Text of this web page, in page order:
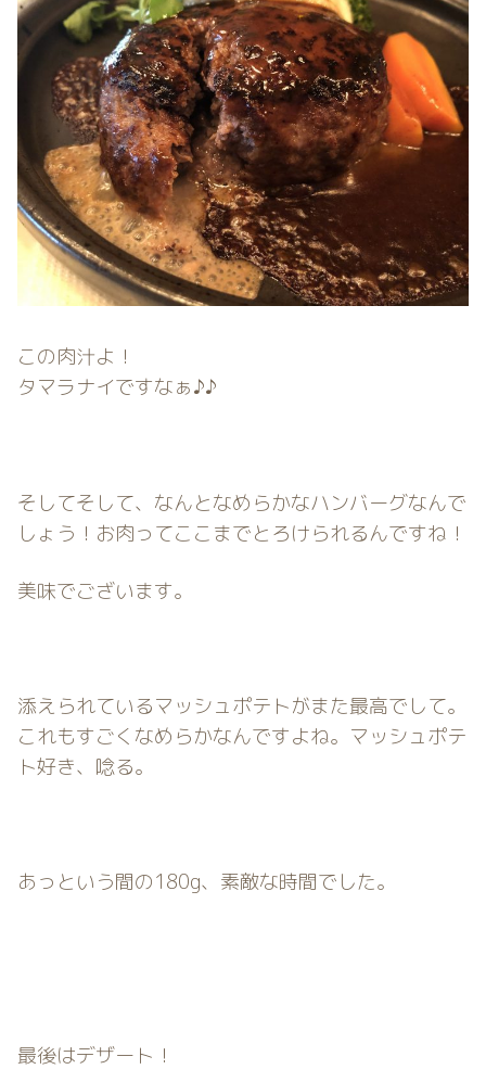
この肉汁よ！
タマラナイですなぁ♪♪
そしてそして、なんとなめらかなハンバーグなんで
しょう！お肉ってここまでとろけられるんですね！
美味でございます。
添えられているマッシュポテトがまた最高でして。
これもすごくなめらかなんですよね。マッシュポテ
ト好き、唸る。
あっという間の180g、素敵な時間でした。
最後はデザート！